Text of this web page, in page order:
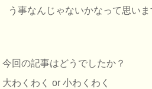
う事なんじゃないかなって思いま
今回の記事はどうでしたか？
大わくわく or 小わくわく